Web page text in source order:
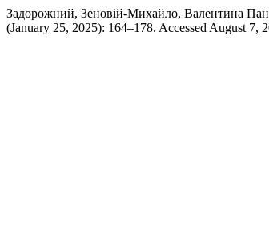
Задорожний, Зеновій-Михайло, Валентина
(January 25, 2025): 164–178. Accessed August 7,